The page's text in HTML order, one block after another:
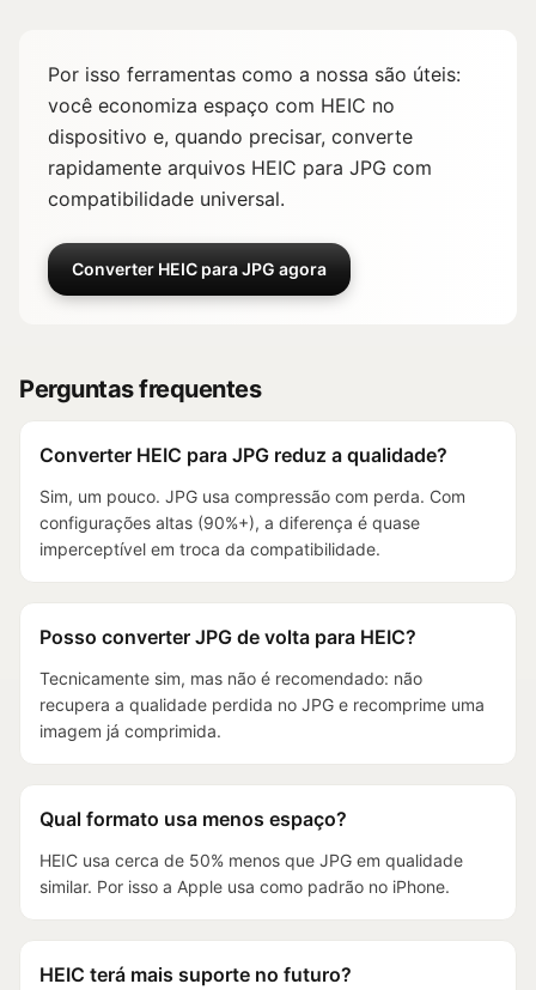
Por isso ferramentas como a nossa são úteis:
você economiza espaço com HEIC no
dispositivo e, quando precisar, converte
rapidamente arquivos HEIC para JPG com
compatibilidade universal.
Converter HEIC para JPG agora
Perguntas frequentes
Converter HEIC para JPG reduz a qualidade?
Sim, um pouco. JPG usa compressão com perda. Com
configurações altas (90%+), a diferença é quase
imperceptível em troca da compatibilidade.
Posso converter JPG de volta para HEIC?
Tecnicamente sim, mas não é recomendado: não
recupera a qualidade perdida no JPG e recomprime uma
imagem já comprimida.
Qual formato usa menos espaço?
HEIC usa cerca de 50% menos que JPG em qualidade
similar. Por isso a Apple usa como padrão no iPhone.
HEIC terá mais suporte no futuro?